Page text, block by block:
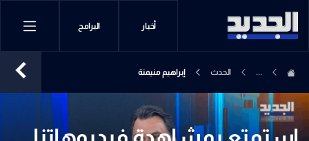
أخبار البرامج
... الحدث إبراهيم منيمنة